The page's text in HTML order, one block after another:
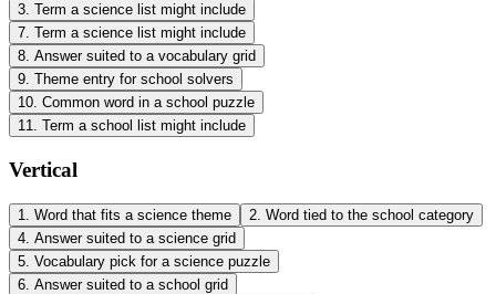
3. Term a science list might include
7. Term a science list might include
8. Answer suited to a vocabulary grid
9. Theme entry for school solvers
10. Common word in a school puzzle
11. Term a school list might include
Vertical
1 Word that fits a science theme 2 Word tied to the school category
4 Answer suited to a science grid
5 Vocabulary pick for a science puzzle
6 Answer suited to a school grid